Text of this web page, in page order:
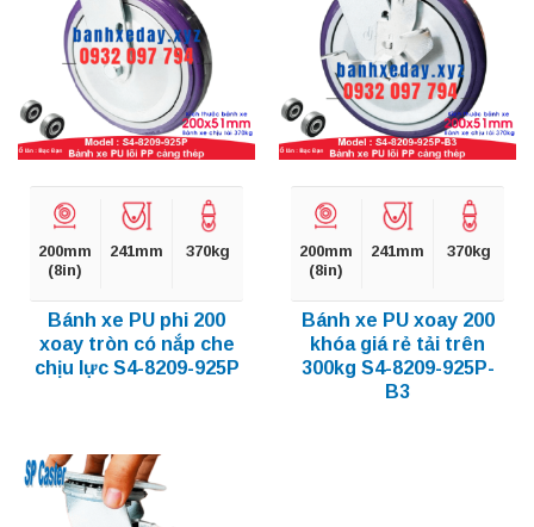
200mm
(8in)
241mm 370kg
Bánh xe PU phi 200
xoay tròn có nắp che
chịu lực S4-8209-925P
200mm
(8in)
241mm 370kg
Bánh xe PU xoay 200
khóa giá rẻ tải trên
300kg S4-8209-925P-
B3